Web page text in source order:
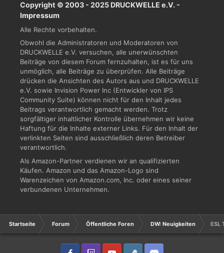
Copyright © 2003 - 2025 DRUCKWELLE e.V. -
Impressum
Alle Rechte vorbehalten.
Obwohl die Administratoren und Moderatoren von
DRUCKWELLE e.V. versuchen, alle unerwünschten
Beiträge von diesem Forum fernzuhalten, ist es für uns
unmöglich, alle Beiträge zu überprüfen. Alle Beiträge
drücken die Ansichten des Autors aus und DRUCKWELLE
e.V. sowie Invision Power Inc (Entwickler von IPS
Community Suite) können nicht für den Inhalt jedes
Beitrags verantwortlich gemacht werden. Trotz
sorgfältiger inhaltlicher Kontrolle übernehmen wir keine
Haftung für die Inhalte externer Links. Für den Inhalt der
verlinkten Seiten sind ausschließlich deren Betreiber
verantwortlich.
Als Amazon-Partner verdienen wir an qualifizierten
Käufen. Amazon und das Amazon-Logo sind
Warenzeichen von Amazon.com, Inc. oder eines seiner
verbundenen Unternehmen.
Startseite Forum Öffentliche Foren DW: Neuigkeiten ESL